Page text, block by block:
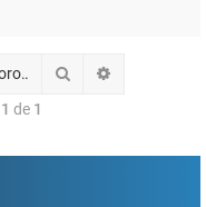
Buscar
1 de 1